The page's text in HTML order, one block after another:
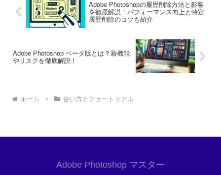
Adobe Photoshopの履歴削除方法と影響
を徹底解説！パフォーマンス向上と特定
履歴削除のコツも紹介
Adobe Photoshop ベータ版とは？新機能
やリスクを徹底解説！
ホーム 使い方とチュートリアル
Adobe Photoshop マスター